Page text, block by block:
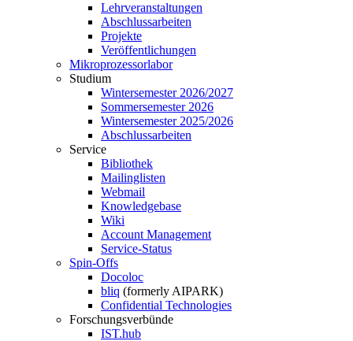
Lehrveranstaltungen
Abschlussarbeiten
Projekte
Veröffentlichungen
Mikroprozessorlabor
Studium
Wintersemester 2026/2027
Sommersemester 2026
Wintersemester 2025/2026
Abschlussarbeiten
Service
Bibliothek
Mailinglisten
Webmail
Knowledgebase
Wiki
Account Management
Service-Status
Spin-Offs
Docoloc
bliq (formerly AIPARK)
Confidential Technologies
Forschungsverbünde
IST.hub